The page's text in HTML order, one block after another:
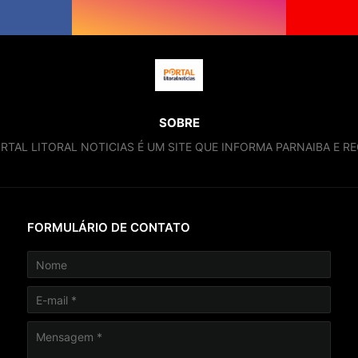
SOBRE
LITORAL NOTICIAS É UM SITE QUE INFORMA PARNAIBA E
FORMULÁRIO DE CONTATO